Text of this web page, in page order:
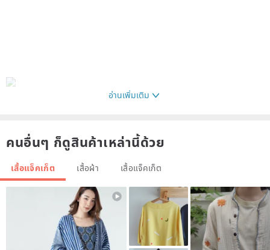
∞
Kid 22 is a shirt style wool coat (with a very beautiful inside)
We selected fabrics with a little hair coming out,
One side is pomegranate + cherry mouse / light grid color
One side is Su Fang + Raspberry / dark plaid
อ่านเพิ่มเติม
คนอื่นๆ ก็ดูสินค้าเหล่านี้ด้วย
เสื้อแจ็คเก็ต เสื้อผ้า เสื้อแจ็คเก็ต